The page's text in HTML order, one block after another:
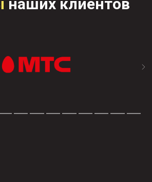
наших клиентов